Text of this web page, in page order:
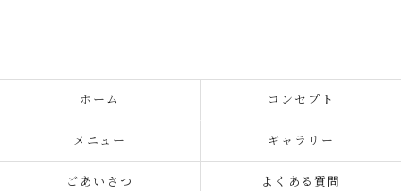
ホーム コンセプト
メニュー ギャラリー
ごあいさつ よくある質問